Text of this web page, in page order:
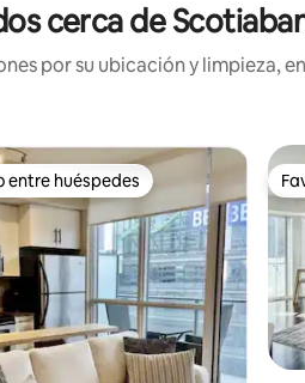
cerca de
por su ubicación y limpieza,
en Favorito entre huéspedes
entre huéspedes